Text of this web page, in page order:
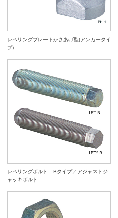
レベリングプレートかさあげ型(アンカータイ
プ)
レベリングボルト Bタイプ／アジャストジ
ャッキボルト